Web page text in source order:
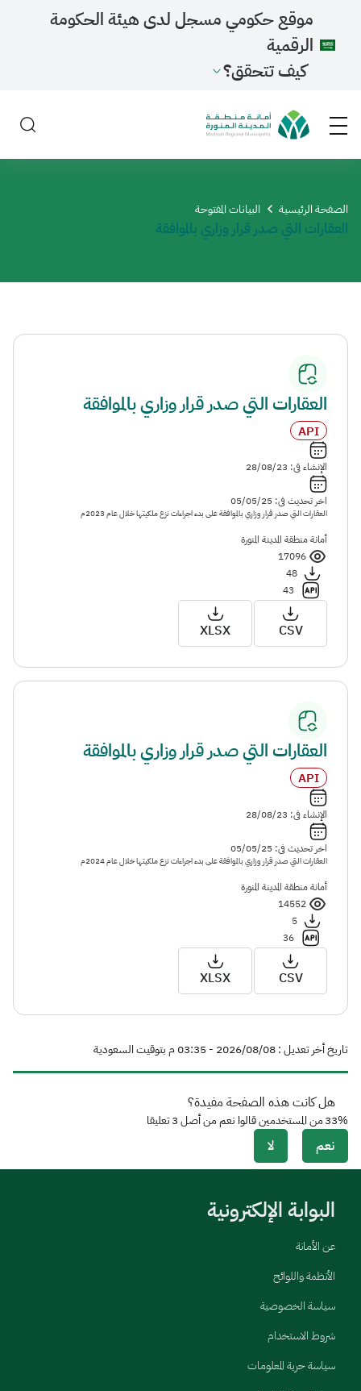
موقع حكومي مسجل لدى هيئة الحكومة
الرقمية
كيف تتحقق؟
الصفحة الرئيسية ​البيانات المفتوحة
العقارات التي صدر قرار وزاري بالموافقة
العقارات التي صدر قرار وزاري بالموافقة
API
الإنشاء فى: 28/08/23
اخر تحديث فى: 05/05/25
العقارات التي صدر قرار وزاري بالموافقة على بدء اجراءات نزع ملكيتها خلال عام 2023م
أمانة منطقة المدينة المنورة
17096
48
43
CSV
XLSX
العقارات التي صدر قرار وزاري بالموافقة
API
الإنشاء فى: 28/08/23
اخر تحديث فى: 05/05/25
العقارات التي صدر قرار وزاري بالموافقة على بدء اجراءات نزع ملكيتها خلال عام 2024م
أمانة منطقة المدينة المنورة
14552
5
36
CSV
XLSX
تاريخ أخر تعديل : 08‏/08‏/2026 - 03:35 م بتوقيت السعودية
هل كانت هذه الصفحة مفيدة؟
نعم لا
33%من المستخدمين قالوا نعم من أصل3تعليقا
البوابة الإلكترونية
عن الأمانة
الأنظمة واللوائح
سياسة الخصوصية
شروط الاستخدام
سياسة حرية المعلومات